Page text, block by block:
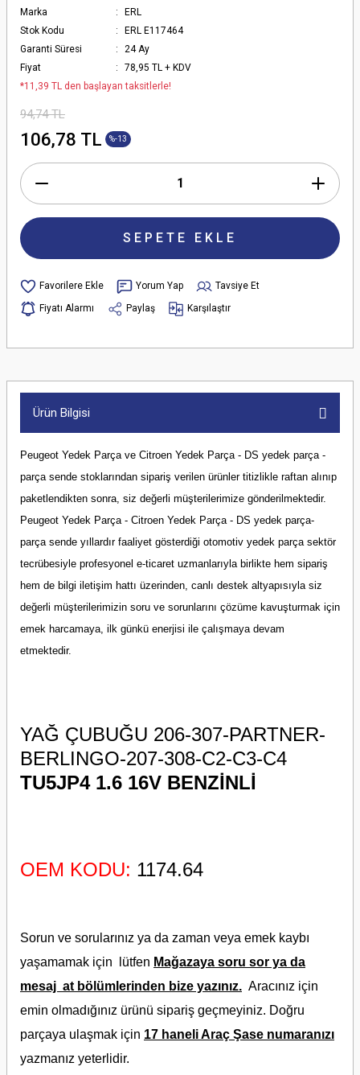
Marka
ERL
Stok Kodu
ERL E117464
Garanti Süresi
24 Ay
Fiyat
78,95 TL + KDV
*11,39 TL den başlayan taksitlerle!
94,74 TL
106,78 TL %-13
SEPETE EKLE
Yorum Yap
Tavsiye Et
Fiyatı Alarmı
Paylaş Karşılaştır
Ürün Bilgisi
Peugeot Yedek Parça ve Citroen Yedek Parça - DS yedek parça -
parça sende stoklarından sipariş verilen ürünler titizlikle raftan alınıp
paketlendikten sonra, siz değerli müşterilerimize gönderilmektedir.
Peugeot Yedek Parça - Citroen Yedek Parça - DS yedek parça-
parça sende yıllardır faaliyet gösterdiği otomotiv yedek parça sektör
tecrübesiyle profesyonel e-ticaret uzmanlarıyla birlikte hem sipariş
hem de bilgi iletişim hattı üzerinden, canlı destek altyapısıyla siz
değerli müşterilerimizin soru ve sorunlarını çözüme kavuşturmak için
emek harcamaya, ilk günkü enerjisi ile çalışmaya devam
etmektedir.
YAĞ ÇUBUĞU 206-307-PARTNER-
BERLINGO-207-308-C2-C3-C4
TU5JP4 1.6 16V BENZİNLİ
OEM KODU: 1174.64
Sorun ve sorularınız ya da zaman veya emek kaybı
yaşamamak için lütfen Mağazaya soru sor ya da
mesaj at bölümlerinden bize yazınız. Aracınız için
emin olmadığınız ürünü sipariş geçmeyiniz. Doğru
parçaya ulaşmak için 17 haneli Araç Şase numaranızı
yazmanız yeterlidir.